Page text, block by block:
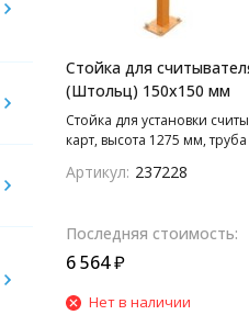
Стойка для
(Штольц) 150х150 мм
Стойка для установки
карт, высота 1275 мм,
мм, пластиковая площадка (с
Артикул: 237228
Последняя стоимость:
6 564₽
Нет в наличии